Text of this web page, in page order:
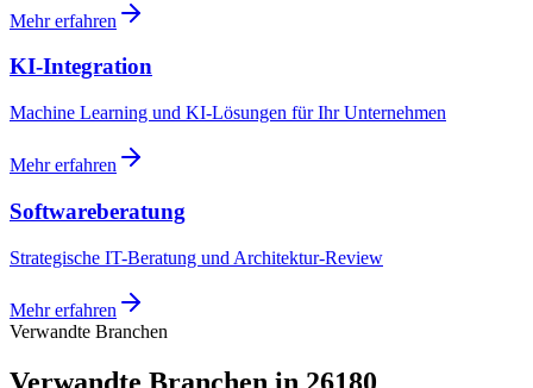
Mehr erfahren
KI-Integration
Machine Learning und KI-Lösungen für Ihr Unternehmen
Mehr erfahren
Softwareberatung
Strategische IT-Beratung und Architektur-Review
Mehr erfahren
Verwandte Branchen
Verwandte Branchen in 26180